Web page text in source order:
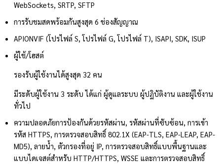
WebSockets, SRTP, SFTP
การรับชมสดพร้อมกันสูงสุด 6 ช่องสัญญาณ
APIONVIF (โปรไฟล์ S, โปรไฟล์ G, โปรไฟล์ T), ISAPI, SDK, ISUP
ผู้ใช้/โฮสต์
รองรับผู้ใช้งานได้สูงสุด 32 คน
มีระดับผู้ใช้งาน 3 ระดับ ได้แก่ ผู้ดูแลระบบ ผู้ปฏิบัติงาน และผู้ใช้งาน
ทั่วไป
ความปลอดภัยการป้องกันด้วยรหัสผ่าน, รหัสผ่านที่ซับซ้อน, การเข้า
รหัส HTTPS, การตรวจสอบสิทธิ์ 802.1X (EAP-TLS, EAP-LEAP, EAP-
MD5), ลายน้ำ, ตัวกรองที่อยู่ IP, การตรวจสอบสิทธิ์แบบพื้นฐานและ
แบบไดเจสต์สำหรับ HTTP/HTTPS, WSSE และการตรวจสอบสิทธิ์